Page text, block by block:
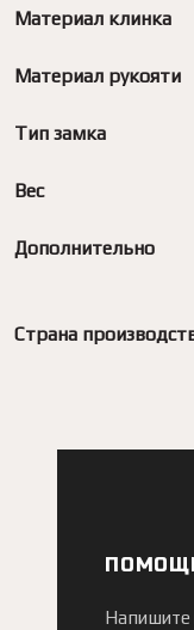
Материал клинка
Материал рукояти
Тип замка
Вес
Дополнительно
Страна
Напишите